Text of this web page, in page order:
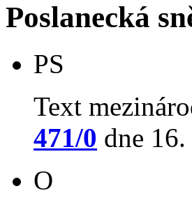
Poslanecká
PS
Text
471/0 dne
O